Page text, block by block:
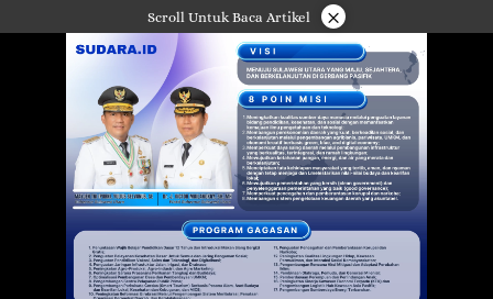
ke
Scroll Untuk Baca Artikel ×